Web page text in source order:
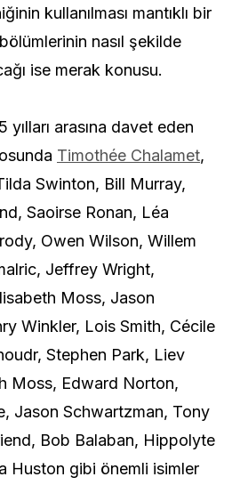
kullanılması mantıklı bir
nasıl şekilde
ise merak konusu.
arasına davet eden
Timothée Chalamet,
Swinton, Bill Murray,
Saoirse Ronan, Léa
Owen Wilson, Willem
Jeffrey Wright,
Moss, Jason
Winkler, Lois Smith, Cécile
Stephen Park, Liev
Moss, Edward Norton,
Jason Schwartzman, Tony
Bob Balaban, Hippolyte
Huston gibi önemli isimler